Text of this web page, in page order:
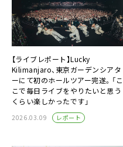
【ライブレポート】Lucky
Kilimanjaro、東京ガーデンシアタ
ーにて初のホールツアー完遂。「こ
こで毎日ライブをやりたいと思う
くらい楽しかったです」
2026.03.09 レポート